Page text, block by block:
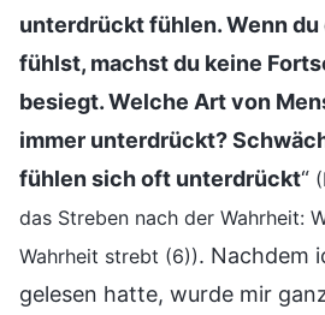
unterdrückt fühlen. Wenn
fühlst, machst du keine
besiegt. Welche Art von
immer unterdrückt?
fühlen sich oft unterdrückt“
das Streben nach der Wahrheit:
Wahrheit strebt (6)). Nachdem
gelesen hatte, wurde mir